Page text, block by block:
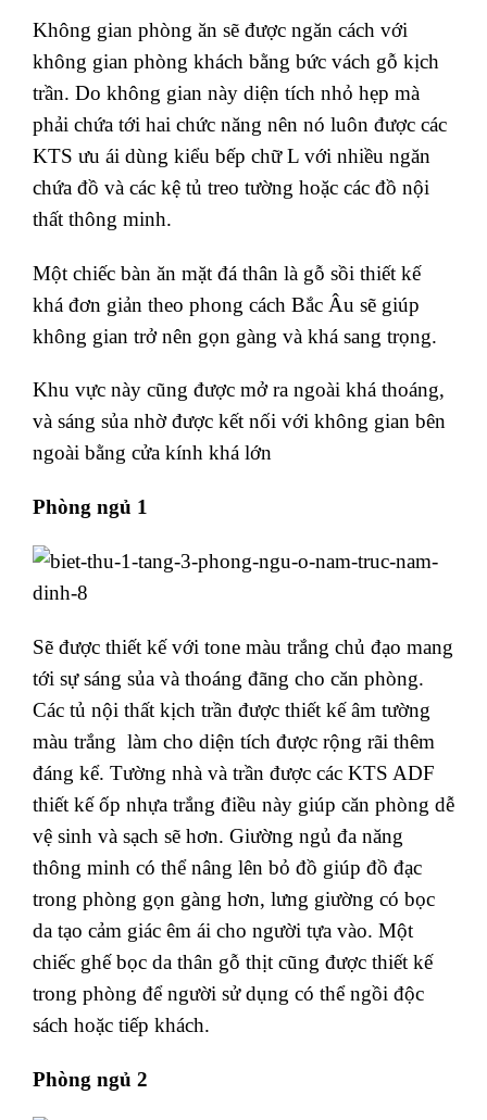
Không gian phòng ăn sẽ được ngăn cách với
không gian phòng khách bằng bức vách gỗ kịch
trần. Do không gian này diện tích nhỏ hẹp mà
phải chứa tới hai chức năng nên nó luôn được các
KTS ưu ái dùng kiểu bếp chữ L với nhiều ngăn
chứa đồ và các kệ tủ treo tường hoặc các đồ nội
thất thông minh.
Một chiếc bàn ăn mặt đá thân là gỗ sồi thiết kế
khá đơn giản theo phong cách Bắc Âu sẽ giúp
không gian trở nên gọn gàng và khá sang trọng.
Khu vực này cũng được mở ra ngoài khá thoáng,
và sáng sủa nhờ được kết nối với không gian bên
ngoài bằng cửa kính khá lớn
Phòng ngủ 1
Sẽ được thiết kế với tone màu trắng chủ đạo mang
tới sự sáng sủa và thoáng đãng cho căn phòng.
Các tủ nội thất kịch trần được thiết kế âm tường
màu trắng làm cho diện tích được rộng rãi thêm
đáng kể. Tường nhà và trần được các KTS ADF
thiết kế ốp nhựa trắng điều này giúp căn phòng dễ
vệ sinh và sạch sẽ hơn. Giường ngủ đa năng
thông minh có thể nâng lên bỏ đồ giúp đồ đạc
trong phòng gọn gàng hơn, lưng giường có bọc
da tạo cảm giác êm ái cho người tựa vào. Một
chiếc ghế bọc da thân gỗ thịt cũng được thiết kế
trong phòng để người sử dụng có thể ngồi độc
sách hoặc tiếp khách.
Phòng ngủ 2